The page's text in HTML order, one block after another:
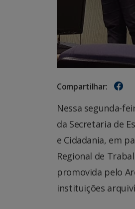
Compartilhar:
Nessa segunda-
da Secretaria de
e Cidadania, em
Regional de
promovida pelo
instituições